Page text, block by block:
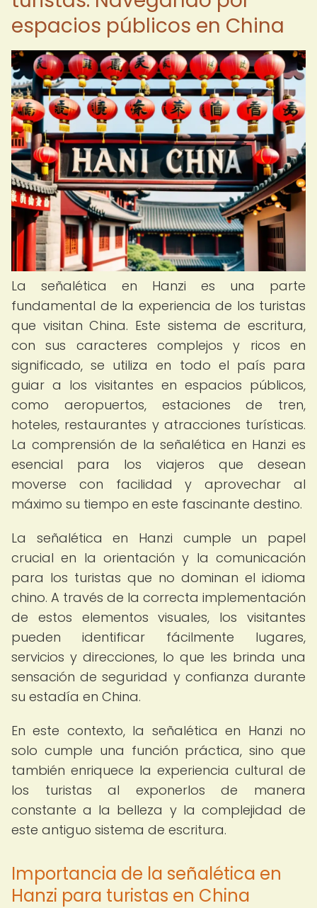
espacios públicos en China
La señalética en Hanzi es una parte
fundamental de la experiencia de los turistas
que visitan China. Este sistema de escritura,
con sus caracteres complejos y ricos en
significado, se utiliza en todo el país para
guiar a los visitantes en espacios públicos,
como aeropuertos, estaciones de tren,
hoteles, restaurantes y atracciones turísticas.
La comprensión de la señalética en Hanzi es
esencial para los viajeros que desean
moverse con facilidad y aprovechar al
máximo su tiempo en este fascinante destino.
La señalética en Hanzi cumple un papel
crucial en la orientación y la comunicación
para los turistas que no dominan el idioma
chino. A través de la correcta implementación
de estos elementos visuales, los visitantes
pueden identificar fácilmente lugares,
servicios y direcciones, lo que les brinda una
sensación de seguridad y confianza durante
su estadía en China.
En este contexto, la señalética en Hanzi no
solo cumple una función práctica, sino que
también enriquece la experiencia cultural de
los turistas al exponerlos de manera
constante a la belleza y la complejidad de
este antiguo sistema de escritura.
Importancia de la señalética en
Hanzi para turistas en China